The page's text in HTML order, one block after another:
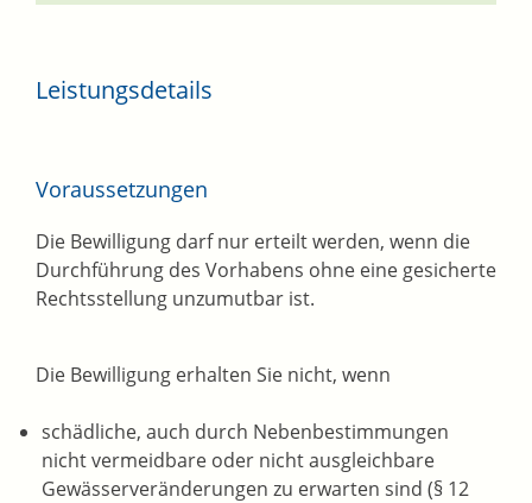
Leistungsdetails
Voraussetzungen
Die Bewilligung darf nur erteilt werden, wenn die
Durchführung des Vorhabens ohne eine gesicherte
Rechtsstellung unzumutbar ist.
Die Bewilligung erhalten Sie nicht, wenn
schädliche, auch durch Nebenbestimmungen
nicht vermeidbare oder nicht ausgleichbare
Gewässerveränderungen zu erwarten sind (§ 12